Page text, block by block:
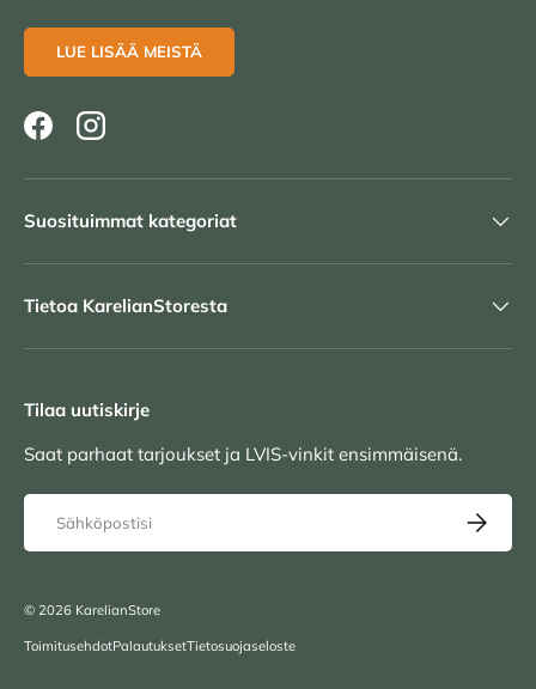
LUE LISÄÄ MEISTÄ
FacebookInstagram
Suosituimmat kategoriat
Tietoa KarelianStoresta
Tilaa uutiskirje
Saat parhaat tarjoukset ja LVIS-vinkit ensimmäisenä.
Sähköposti
TILAA
© 2026 KarelianStore
ToimitusehdotPalautuksetTietosuojaseloste